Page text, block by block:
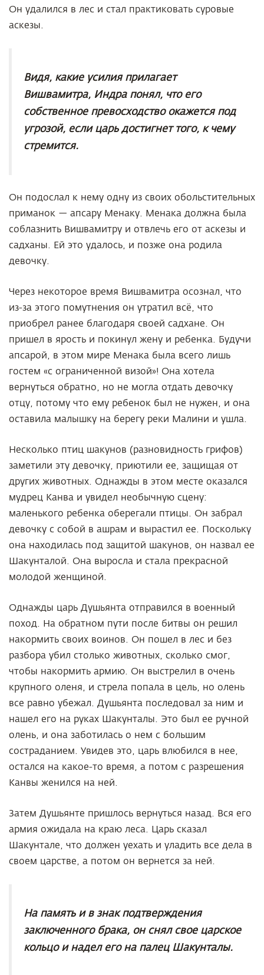
Он удалился в лес и стал практиковать суровые
аскезы.
Видя, какие усилия прилагает
Вишвамитра, Индра понял, что его
собственное превосходство окажется под
угрозой, если царь достигнет того, к чему
стремится.
Он подослал к нему одну из своих обольстительных
приманок — апсару Менаку. Менака должна была
соблазнить Вишвамитру и отвлечь его от аскезы и
садханы. Ей это удалось, и позже она родила
девочку.
Через некоторое время Вишвамитра осознал, что
из-за этого помутнения он утратил всё, что
приобрел ранее благодаря своей садхане. Он
пришел в ярость и покинул жену и ребенка. Будучи
апсарой, в этом мире Менака была всего лишь
гостем «с ограниченной визой»! Она хотела
вернуться обратно, но не могла отдать девочку
отцу, потому что ему ребенок был не нужен, и она
оставила малышку на берегу реки Малини и ушла.
Несколько птиц шакунов (разновидность грифов)
заметили эту девочку, приютили ее, защищая от
других животных. Однажды в этом месте оказался
мудрец Канва и увидел необычную сцену:
маленького ребенка оберегали птицы. Он забрал
девочку с собой в ашрам и вырастил ее. Поскольку
она находилась под защитой шакунов, он назвал ее
Шакунталой. Она выросла и стала прекрасной
молодой женщиной.
Однажды царь Душьянта отправился в военный
поход. На обратном пути после битвы он решил
накормить своих воинов. Он пошел в лес и без
разбора убил столько животных, сколько смог,
чтобы накормить армию. Он выстрелил в очень
крупного оленя, и стрела попала в цель, но олень
все равно убежал. Душьянта последовал за ним и
нашел его на руках Шакунталы. Это был ее ручной
олень, и она заботилась о нем с большим
состраданием. Увидев это, царь влюбился в нее,
остался на какое-то время, а потом с разрешения
Канвы женился на ней.
Затем Душьянте пришлось вернуться назад. Вся его
армия ожидала на краю леса. Царь сказал
Шакунтале, что должен уехать и уладить все дела в
своем царстве, а потом он вернется за ней.
На память и в знак подтверждения
заключенного брака, он снял свое царское
кольцо и надел его на палец Шакунталы.